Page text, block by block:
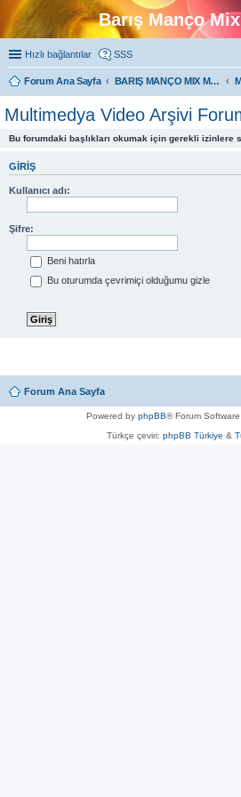
Barış Manço
Hızlı bağlantılar SSS
Forum Ana Sayfa BARIŞ MANÇO MIX MULTIMEDYA FORUMLARI
Multimedya Video Arşivi
Bu forumdaki başlıkları okumak için gerekli izinlere
GIRIŞ
Kullanıcı adı:
Şifre:
Beni hatırla
Bu oturumda çevrimiçi olduğumu gizle
Forum Ana Sayfa
Powered by phpBB® Forum
Türkçe çeviri: phpBB Türkiye &